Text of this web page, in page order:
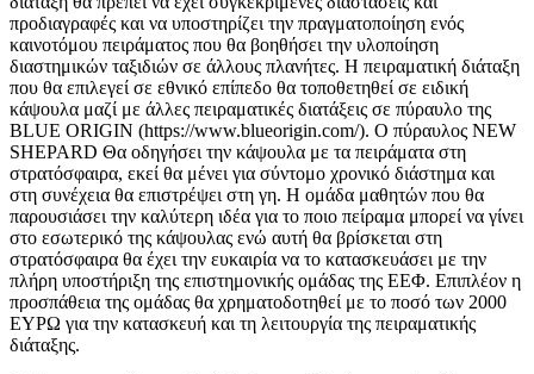
προδιαγραφές και να υποστηρίζει την πραγματοποίηση ενός
καινοτόμου πειράματος που θα βοηθήσει την υλοποίηση
διαστημικών ταξιδιών σε άλλους πλανήτες. Η πειραματική διάταξη
που θα επιλεγεί σε εθνικό επίπεδο θα τοποθετηθεί σε ειδική
κάψουλα μαζί με άλλες πειραματικές διατάξεις σε πύραυλο της
BLUE ORIGIN (https://www.blueorigin.com/). Ο πύραυλος NEW
SHEPARD Θα οδηγήσει την κάψουλα με τα πειράματα στη
στρατόσφαιρα, εκεί θα μένει για σύντομο χρονικό διάστημα και
στη συνέχεια θα επιστρέψει στη γη. Η ομάδα μαθητών που θα
παρουσιάσει την καλύτερη ιδέα για το ποιο πείραμα μπορεί να γίνει
στο εσωτερικό της κάψουλας ενώ αυτή θα βρίσκεται στη
στρατόσφαιρα θα έχει την ευκαιρία να το κατασκευάσει με την
πλήρη υποστήριξη της επιστημονικής ομάδας της ΕΕΦ. Επιπλέον η
προσπάθεια της ομάδας θα χρηματοδοτηθεί με το ποσό των 2000
ΕΥΡΩ για την κατασκευή και τη λειτουργία της πειραματικής
διάταξης.